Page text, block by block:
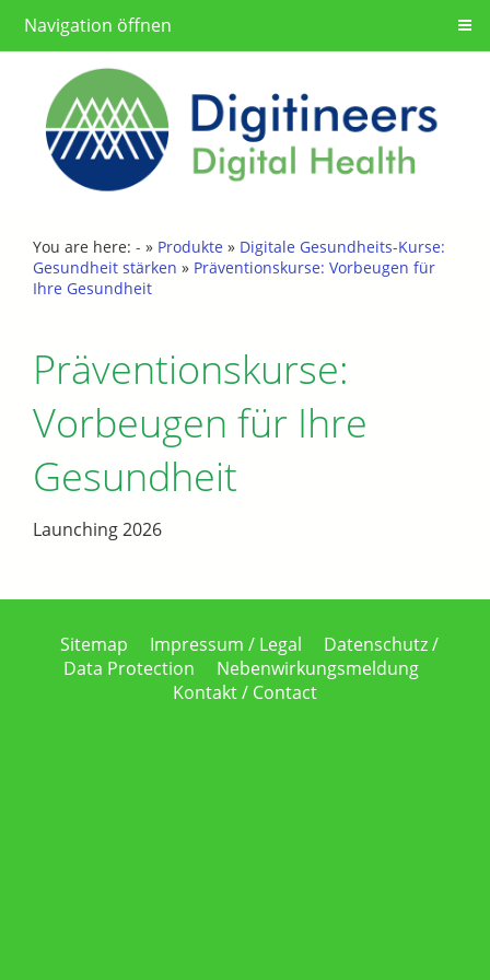
Navigation öffnen
You are here: - » Produkte » Digitale Gesundheits-Kurse:
Gesundheit stärken » Präventionskurse: Vorbeugen für
Ihre Gesundheit
Präventionskurse:
Vorbeugen für Ihre
Gesundheit
Launching 2026
Sitemap Impressum / Legal
Datenschutz /
Data Protection
Nebenwirkungsmeldung
Kontakt / Contact